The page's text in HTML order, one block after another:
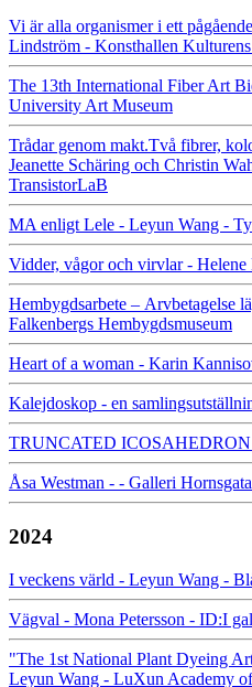
Vi är alla organismer i ett
Lindström - Konsthallen
The 13th International Fiber Art
University Art Museum
Trådar genom makt.Två fibrer,
Jeanette Schäring och Christin
TransistorLaB
MA enligt Lele - Leyun Wang -
Vidder, vågor och virvlar -
Hembygdsarbete – Arvbetagelse
Falkenbergs Hembygdsmuseum
Heart of a woman - Karin
Kalejdoskop - en
TRUNCATED ICOSAHEDRON
Åsa Westman - - Galleri
2024
I veckens värld - Leyun Wang -
Vägval - Mona Petersson - ID:I
"The 1st National Plant Dyeing
Leyun Wang - LuXun Academy